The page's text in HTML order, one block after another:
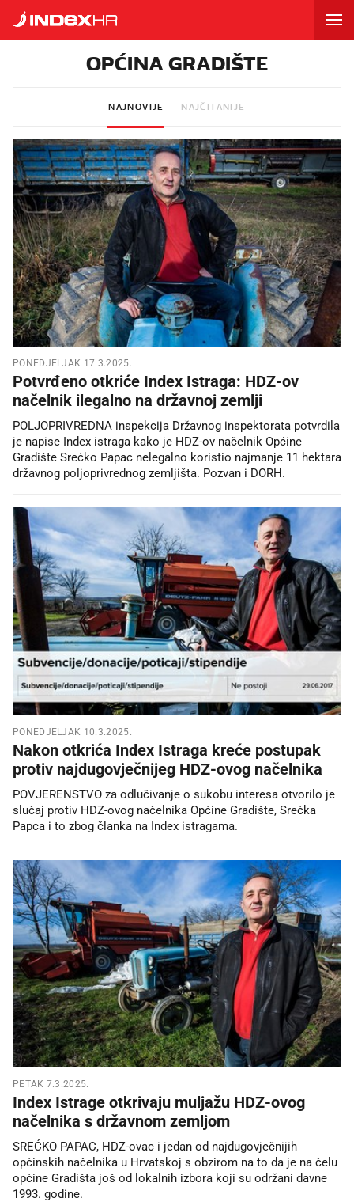
OPĆINA GRADIŠTE
NAJNOVIJE NAJČITANIJE
PONEDJELJAK 17.3.2025.
Potvrđeno otkriće Index Istraga: HDZ-ov
načelnik ilegalno na državnoj zemlji
POLJOPRIVREDNA inspekcija Državnog inspektorata potvrdila
je napise Index istraga kako je HDZ-ov načelnik Općine
Gradište Srećko Papac nelegalno koristio najmanje 11 hektara
državnog poljoprivrednog zemljišta. Pozvan i DORH.
PONEDJELJAK 10.3.2025.
Nakon otkrića Index Istraga kreće postupak
protiv najdugovječnijeg HDZ-ovog načelnika
POVJERENSTVO za odlučivanje o sukobu interesa otvorilo je
slučaj protiv HDZ-ovog načelnika Općine Gradište, Srećka
Papca i to zbog članka na Index istragama.
PETAK 7.3.2025.
Index Istrage otkrivaju muljažu HDZ-ovog
načelnika s državnom zemljom
SREĆKO PAPAC, HDZ-ovac i jedan od najdugovječnijih
općinskih načelnika u Hrvatskoj s obzirom na to da je na čelu
općine Gradišta još od lokalnih izbora koji su održani davne
1993. godine.